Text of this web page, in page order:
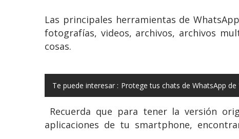
Las principales herramientas de
fotografías, videos, archivos, archivos
cosas.
Te puede interesar : Protege tus chats de WhatsApp
Recuerda que para tener la versión
aplicaciones de tu smartphone,